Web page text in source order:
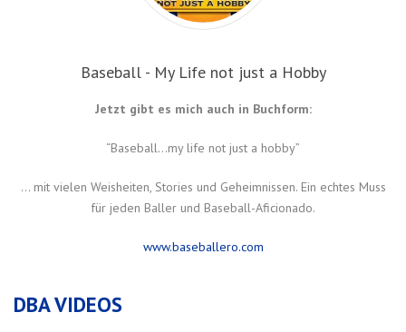
Baseball - My Life not just a Hobby
Jetzt gibt es mich auch in Buchform:
“Baseball…my life not just a hobby”
… mit vielen Weisheiten, Stories und Geheimnissen. Ein echtes Muss
für jeden Baller und Baseball-Aficionado.
www.baseballero.com
DBA VIDEOS